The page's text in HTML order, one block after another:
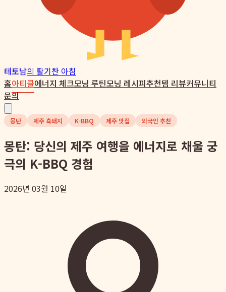
테토남의 활기찬 아침
홈아티클에너지 체크모닝 루틴모닝 레시피추천템 리뷰커뮤니티
문의
몽탄 제주 흑돼지 K-BBQ 제주 맛집 외국인 추천
몽탄: 당신의 제주 여행을 에너지로 채울 궁
극의 K-BBQ 경험
2026년 03월 10일